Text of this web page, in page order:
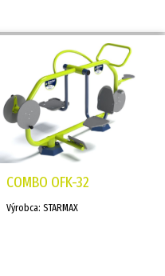
COMBO OFK-32
Výrobca: STARMAX